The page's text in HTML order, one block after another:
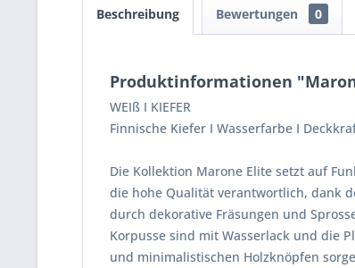
Beschreibung Bewertungen 0
Produktinformationen
WEIß I KIEFER
Finnische Kiefer I Wasserfarbe I
Die Kollektion Marone Elite setzt auf
die hohe Qualität verantwortlich, dank
durch dekorative Fräsungen und
Korpusse sind mit Wasserlack und die
und minimalistischen Holzknöpfen